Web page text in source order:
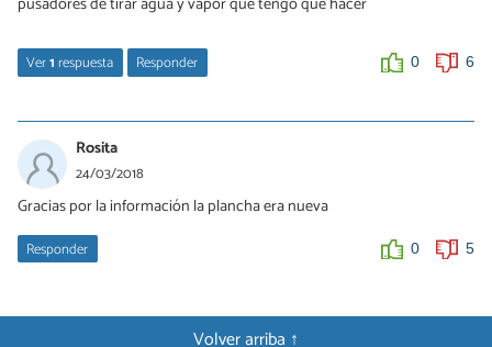
Ver1respuesta Responder 0 6
23/01/2021
Buenos días tengo una plancha solar evolución y me pierde agua
por el sellado, me podría decir con qué producto debo rellenar el
sellado.
Un saludó.
Rosita
24/03/2018
Gracias por la información la plancha era nueva
Responder 0 5
Volver arriba ↑